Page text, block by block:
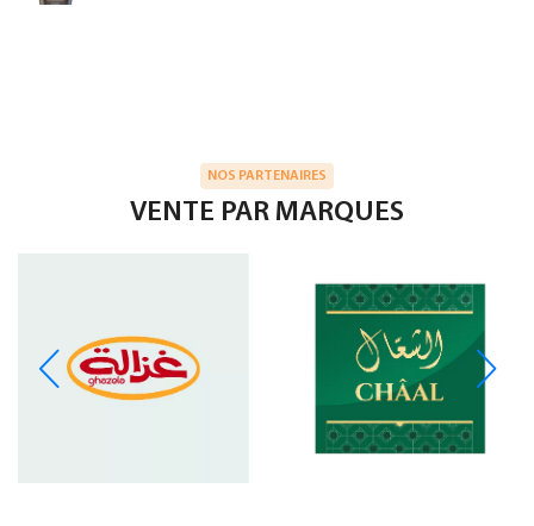
NOS PARTENAIRES
VENTE PAR MARQUES